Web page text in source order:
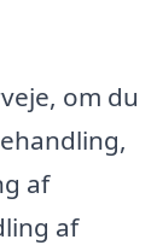
om du
af
af